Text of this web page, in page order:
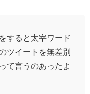
すると太宰ワード
ツイートを無差別
て言うのあったよ